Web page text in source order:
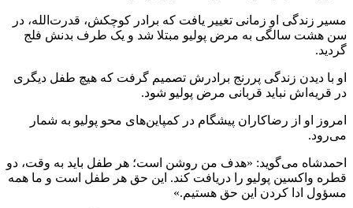
مسیر زندگی او زمانی تغییر یافت که برادر کوچکش، قدرت‌الله، در
سن هشت سالگی به مرض پولیو مبتلا شد و یک طرف بدنش فلج
گردید.
او با دیدن زندگی پررنج برادرش تصمیم گرفت که هیچ طفل دیگری
در قریه‌اش نباید قربانی مرض پولیو شود.
امروز او از رضاکاران پیشگام در کمپاین‌های محو پولیو به شمار
می‌رود.
احمدشاه می‌گوید: «هدف من روشن است؛ هر طفل باید به وقت، دو
قطره واکسین پولیو را دریافت کند. این حق هر طفل است و ما همه
مسؤول ادا کردن این حق هستیم.»